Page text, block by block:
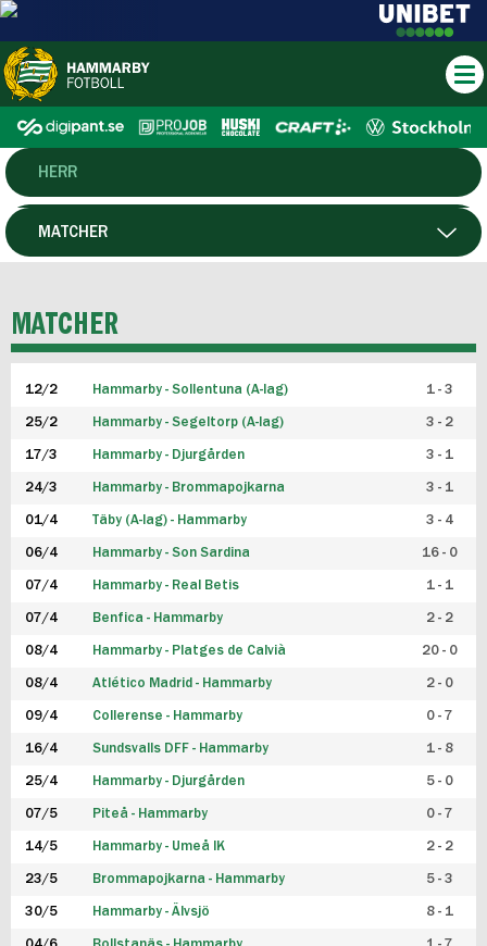
HERR
DAM
P19
F19
FUTSAL HERR
FUTSAL DAM
MATCHER
MATCHER
12/2 Hammarby - Sollentuna (A-lag) 1 - 3
25/2 Hammarby - Segeltorp (A-lag) 3 - 2
17/3 Hammarby - Djurgården 3 - 1
24/3 Hammarby - Brommapojkarna 3 - 1
01/4 Täby (A-lag) - Hammarby 3 - 4
06/4 Hammarby - Son Sardina 16 - 0
07/4 Hammarby - Real Betis 1 - 1
07/4 Benfica - Hammarby 2 - 2
08/4 Hammarby - Platges de Calvià 20 - 0
08/4 Atlético Madrid - Hammarby 2 - 0
09/4 Collerense - Hammarby 0 - 7
16/4 Sundsvalls DFF - Hammarby 1 - 8
25/4 Hammarby - Djurgården 5 - 0
07/5 Piteå - Hammarby 0 - 7
14/5 Hammarby - Umeå IK 2 - 2
23/5 Brommapojkarna - Hammarby 5 - 3
30/5 Hammarby - Älvsjö 8 - 1